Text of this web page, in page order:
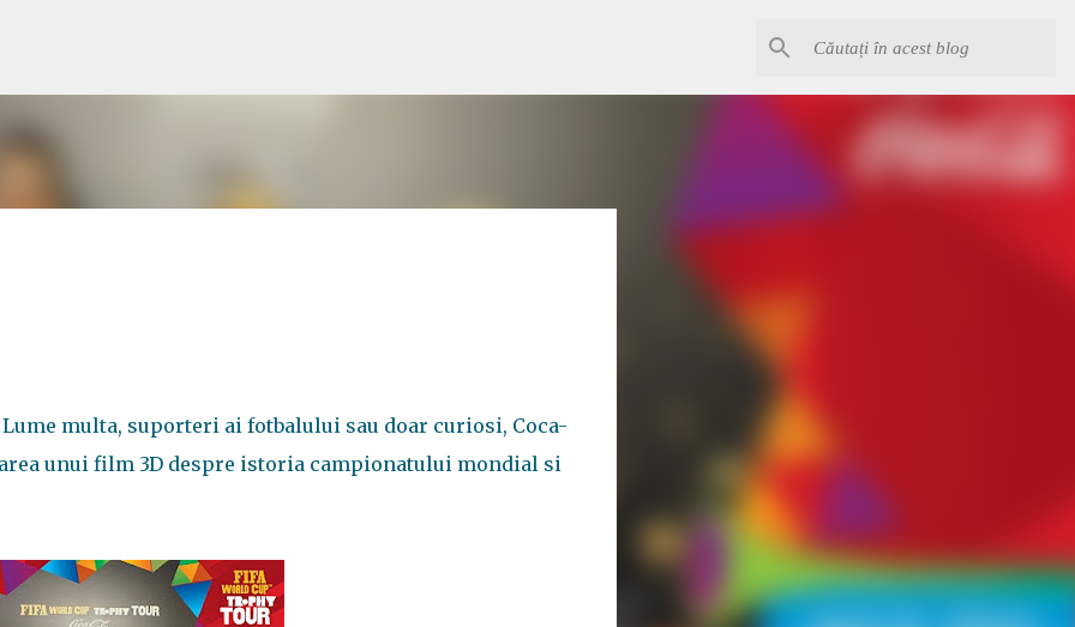
multa, suporteri ai fotbalului sau doar curiosi, Coca-
unui film 3D despre istoria campionatului mondial si